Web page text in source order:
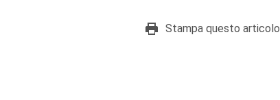
Stampa questo articolo